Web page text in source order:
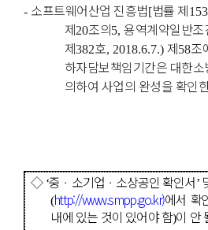
- 소프트웨어산업 진흥법[법률 제
제20조의5,용역계약일반조
제382호, 2018.6.7.) 제58조
하자담보책임기간은 대한
의하여 사업의 완성을 확인
◇ ‘중 ㆍ 소기업 ㆍ 소상공인 확인서’
(http://www.smpp.go.kr)에서 확
내에 있는 것이 있어야 함)이 안